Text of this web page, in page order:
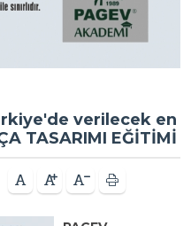
verilecek en
TASARIMI EĞİTİMİ